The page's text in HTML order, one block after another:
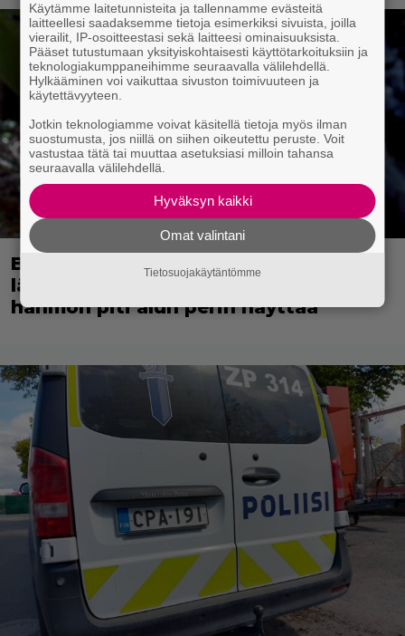
Bond-luojan 68 vuotta sitten
lähettämä kirje löytyi – tältä 007-
hahmon piti alun perin näyttää
Käytämme laitetunnisteita ja tallennamme evästeitä
laitteellesi saadaksemme tietoja esimerkiksi sivuista, joilla
vierailit, IP-osoitteestasi sekä laitteesi ominaisuuksista.
Pääset tutustumaan yksityiskohtaisesti käyttötarkoituksiin ja
teknologiakumppaneihimme seuraavalla välilehdellä.
Hylkääminen voi vaikuttaa sivuston toimivuuteen ja
käytettävyyteen.
Jotkin teknologiamme voivat käsitellä tietoja myös ilman
suostumusta, jos niillä on siihen oikeutettu peruste. Voit
vastustaa tätä tai muuttaa asetuksiasi milloin tahansa
seuraavalla välilehdellä.
Hyväksyn kaikki
Omat valintani
Tietosuojakäytäntömme